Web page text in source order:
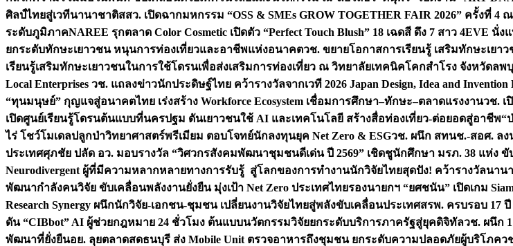
ศิลป์ไทยสู่เวทีนานาชาติสสว. เปิดฉากมหกรรม “OSS & SMEs GROW TOGETHER FAIR 2026” ครั้งที่
ระดับภูมิภาคNAREE รุกตลาด Color Cosmetic เปิดตัว “Perfect Touch Blush” 18 เฉดสี ดึง 7 สาว 4EVE นั่
ยกระดับทักษะเยาวชน หนุนการท่องเที่ยวและอาชีพแห่งอนาคตวช. ขยายโอกาสการเรียนรู้ เสริมทักษะเยา
เรียนรู้เสริมทักษะเยาวชนในการใช้โดรนเพื่อส่งเสริมการท่องเที่ยว ณ วิทยาลัยเทคนิคโคกสำโรง จังหวัดลพ
Local Enterprises วช. แถลงข่าวนักประดิษฐ์ไทย คว้ารางวัลจากเวที 2026 Japan Design, Idea and
“ทุนมนุษย์” กุญแจสู่อนาคตไทย เร่งสร้าง Workforce Ecosystem เชื่อมการศึกษา–ทักษะ–ตลาดแรงงานวช. เ
เปิดศูนย์เรียนรู้โดรนต้นแบบที่นครปฐม ดันเยาวชนใช้ AI และเทคโนโลยี สร้างสื่อท่องเที่ยว-ต่อยอดสู่อาชีพ“
ไร่ โชว์โมเดลปลูกป่าวิทยาศาสตร์พรีเมียม ตอบโจทย์นักลงทุนยุค Net Zero & ESGวช. ผนึก สทนช.-สอศ. ลง
ประเทศศุภชัย ปลัด อว. มอบรางวัล “วิศวกรสังคมพัฒนาชุมชนดีเด่น ปี 2569” เชิดชูนักศึกษา มรภ. 38 แห่ง
Neurodivergent ผู้ที่มีความหลากหลายทางการรับรู้ สู่โลกของการทำงานนักวิจัยไทยสุดปัง! คว้ารางวัลนาน
พัฒนากำลังคนวิจัย ขับเคลื่อนพลังงานยั่งยืน มุ่งเป้า Net Zero ประเทศไทยรองนายกฯ “ยศชนัน” เปิดเกม
Research Synergy ผนึกนักวิจัย-เอกชน-ชุมชน เปลี่ยนงานวิจัยไทยสู่พลังขับเคลื่อนประเทศสรพ. ครบรอบ 17
ดัน “CIBbot” AI ผู้ช่วยกฎหมาย 24 ชั่วโมง ต้นแบบนวัตกรรมวิจัยยกระดับบริการภาครัฐสู่ยุคดิจิทัลวช. ผนึก
พัฒนาที่ยั่งยืนอย. ลุยตลาดสดธนบุรี ส่ง Mobile Unit ตรวจอาหารถึงชุมชน ยกระดับความปลอดภัยผู้บริโภคว